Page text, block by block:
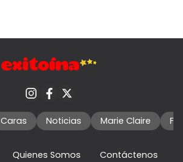
Caras Noticias Marie Claire
Quienes Somos
Contáctenos